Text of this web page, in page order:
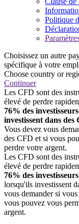
Politique
Choisissez un autre
spécifique à votre
Choose country or
Continuer
Les CFD sont des
élevé de perdre
76% des
investissent dans
Vous devez vous
des CFD et si vous
perdre votre argent.
Les CFD sont des
élevé de perdre
76% des
lorsqu'ils investissent
vous demander si
vous pouvez vous
argent.